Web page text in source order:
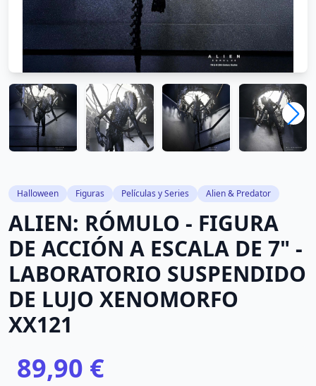
Halloween Figuras Películas y Series Alien & Predator
ALIEN: RÓMULO - FIGURA
DE ACCIÓN A ESCALA DE 7" -
LABORATORIO SUSPENDIDO
DE LUJO XENOMORFO
XX121
89,90 €